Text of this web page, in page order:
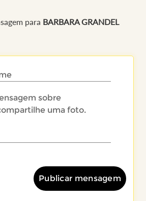
para BARBARA GRANDEL
Publicar mensagem